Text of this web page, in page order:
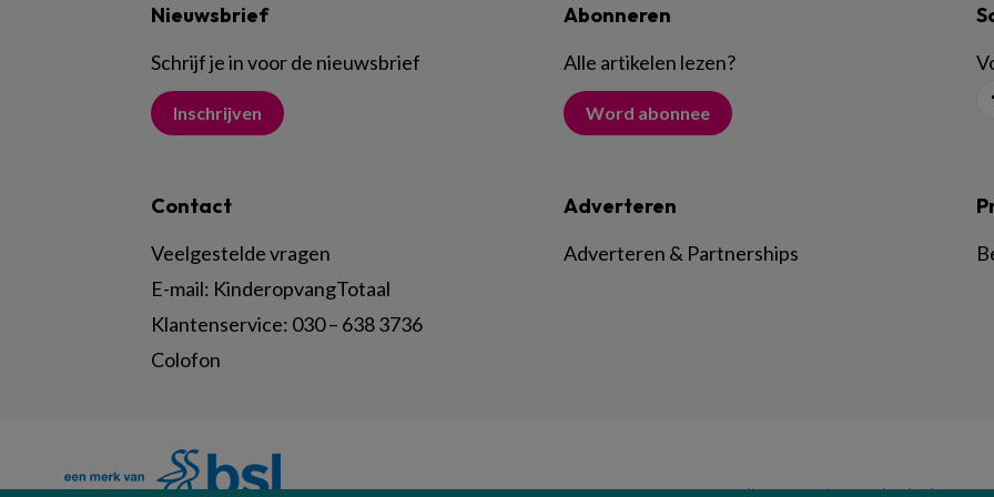
Nieuwsbrief
Schrijf je in voor de nieuwsbrief
Inschrijven
Abonneren
Alle artikelen lezen?
Word abonnee
Contact
Veelgestelde vragen
E-mail: KinderopvangTotaal
Klantenservice: 030 – 638 3736
Colofon
Adverteren
Adverteren & Partnerships